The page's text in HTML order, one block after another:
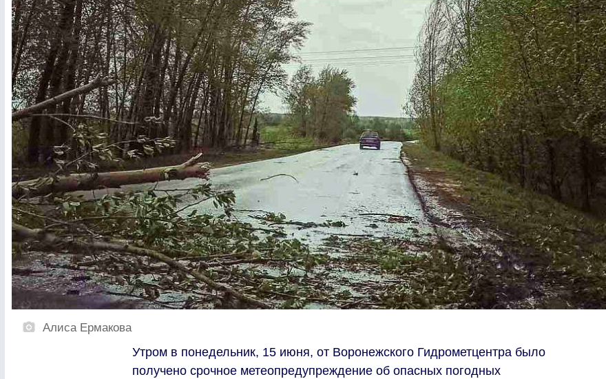
Алиса Ермакова
Утром в понедельник, 15 июня, от Воронежского Гидрометцентра было
получено срочное метеопредупреждение об опасных погодных